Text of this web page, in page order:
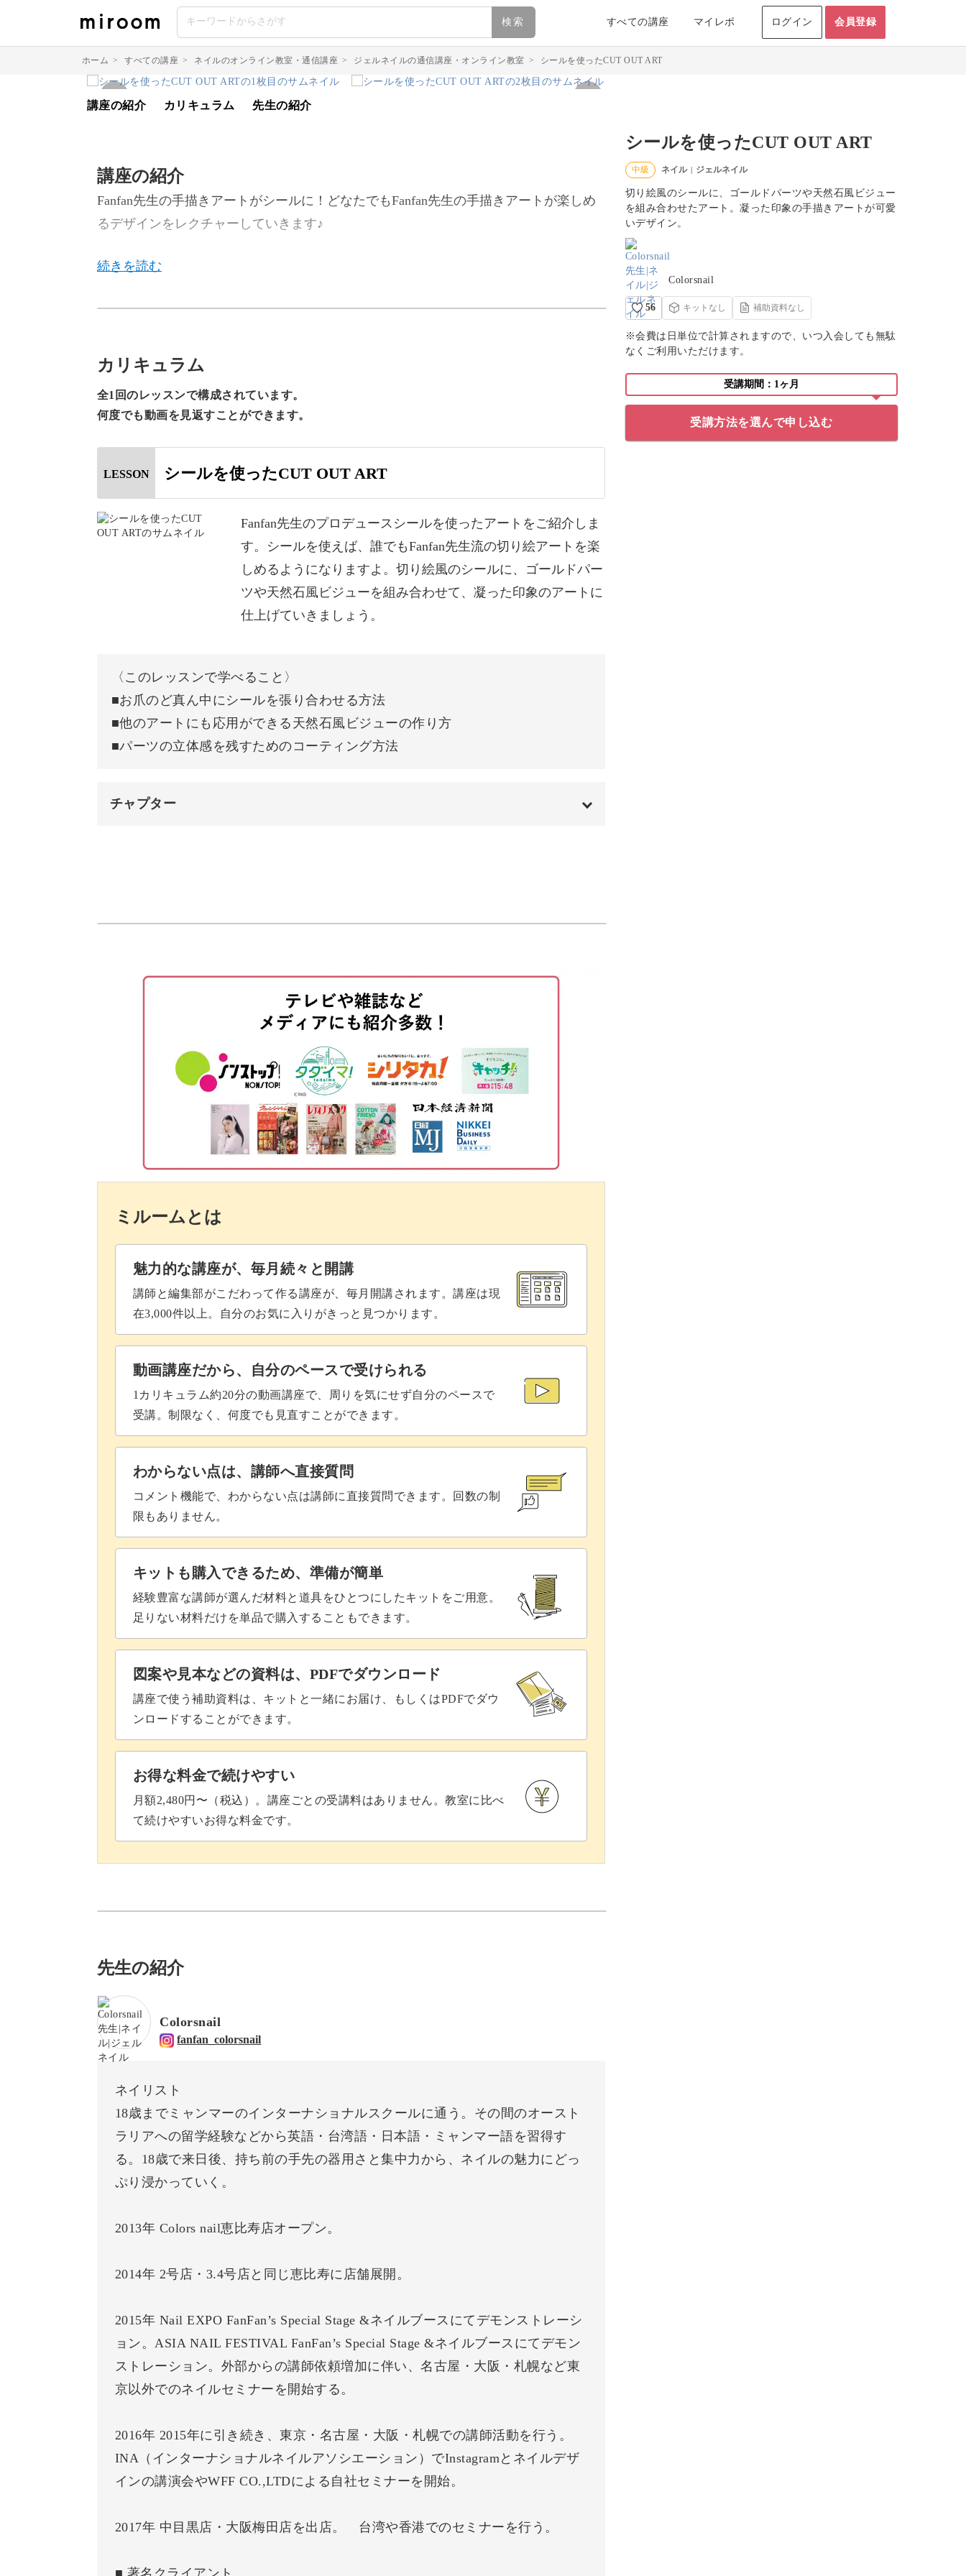
検索 すべての講座 マイレポ ログイン 会員登録
ホーム > すべての講座 > ネイルのオンライン教室・通信講座 > ジェルネイルの通信講座・オンライン教室 > シールを使ったCUT OUT ART
シールを使ったCUT OUT ART
中級 ネイル | ジェルネイル
切り絵風のシールに、ゴールドパーツや天然石風ビジュー
を組み合わせたアート。凝った印象の手描きアートが可愛
いデザイン。
Colorsnail
56 キットなし 補助資料なし
※会費は日単位で計算されますので、いつ入会しても無駄
なくご利用いただけます。
受講期間：1ヶ月
受講方法を選んで申し込む
講座の紹介 カリキュラム 先生の紹介
講座の紹介
Fanfan先生の手描きアートがシールに！どなたでもFanfan先生の手描きアートが楽しめ
るデザインをレクチャーしていきます♪
意味。
とでどなたでもFanfan先生流の切り絵アートを楽しむことができるようになりました。
今回のレッスンでは、その切り絵風のシールにゴールドパーツや天然石風ビジューを組
み合わせて凝った印象に仕上げたアートをレッスン。
CUT OUT シールを活用した複雑アートの作り方をお伝えしていきます。また、その他
◆他のアートにも応用ができる天然石風ビジューの作り方
◆パーツの立体感を残すためのコーティング方法
などなど、内容盛りだくさんのレッスンです。
天然石ビジューの作り方はそれだけを施術しても可愛いですし、
他のアートにも使える技法なのでぜひ習得してください。
カリキュラム
全1回のレッスンで構成されています。
何度でも動画を見返すことができます。
LESSON シールを使ったCUT OUT ART
Fanfan先生のプロデュースシールを使ったアートをご紹介しま
す。シールを使えば、誰でもFanfan先生流の切り絵アートを楽
しめるようになりますよ。切り絵風のシールに、ゴールドパー
ツや天然石風ビジューを組み合わせて、凝った印象のアートに
仕上げていきましょう。
〈このレッスンで学べること〉
■お爪のど真ん中にシールを張り合わせる方法
■他のアートにも応用ができる天然石風ビジューの作り方
■パーツの立体感を残すためのコーティング方法
チャプター
バフを使ってはみ出た部分を切り落とす
ベースジェルでコーティングする
ゴールドナゲットをのせる
トップジェルでコーティングする
ナゲットの上に天然石を作る
ダズリングパウダーをのせる
パーツをのせる
パーツをノンワイプでコーティングして仕上げる
ミルームとは
魅力的な講座が、毎月続々と開講
講師と編集部がこだわって作る講座が、毎月開講されます。講座は現
在3,000件以上。自分のお気に入りがきっと見つかります。
動画講座だから、自分のペースで受けられる
1カリキュラム約20分の動画講座で、周りを気にせず自分のペースで
受講。制限なく、何度でも見直すことができます。
わからない点は、講師へ直接質問
コメント機能で、わからない点は講師に直接質問できます。回数の制
限もありません。
キットも購入できるため、準備が簡単
経験豊富な講師が選んだ材料と道具をひとつにしたキットをご用意。
足りない材料だけを単品で購入することもできます。
図案や見本などの資料は、PDFでダウンロード
講座で使う補助資料は、キットと一緒にお届け、もしくはPDFでダウ
ンロードすることができます。
お得な料金で続けやすい
月額2,480円〜（税込）。講座ごとの受講料はありません。教室に比べ
て続けやすいお得な料金です。
先生の紹介
Colorsnail
fanfan_colorsnail
ネイリスト
18歳までミャンマーのインターナショナルスクールに通う。その間のオースト
ラリアへの留学経験などから英語・台湾語・日本語・ミャンマー語を習得す
る。18歳で来日後、持ち前の手先の器用さと集中力から、ネイルの魅力にどっ
ぷり浸かっていく。
2013年 Colors nail恵比寿店オープン。
2014年 2号店・3.4号店と同じ恵比寿に店舗展開。
2015年 Nail EXPO FanFan’s Special Stage &ネイルブースにてデモンストレーシ
ョン。ASIA NAIL FESTIVAL FanFan’s Special Stage &ネイルブースにてデモン
ストレーション。外部からの講師依頼増加に伴い、名古屋・大阪・札幌など東
京以外でのネイルセミナーを開始する。
2016年 2015年に引き続き、東京・名古屋・大阪・札幌での講師活動を行う。
INA（インターナショナルネイルアソシエーション）でInstagramとネイルデザ
インの講演会やWFF CO.,LTDによる自社セミナーを開始。
2017年 中目黒店・大阪梅田店を出店。 台湾や香港でのセミナーを行う。